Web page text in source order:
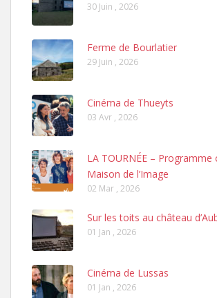
30 Juin , 2026
Ferme de Bourlatier
29 Juin , 2026
Cinéma de Thueyts
03 Avr , 2026
LA TOURNÉE –
Maison de l’Image
02 Mar , 2026
Sur les toits au château
01 Jan , 2026
Cinéma de Lussas
01 Jan , 2026